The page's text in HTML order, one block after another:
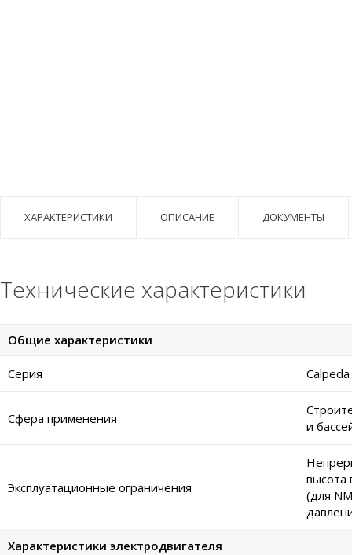
ХАРАКТЕРИСТИКИ ОПИСАНИЕ ДОКУМЕНТЫ
Технические характеристики
Общие характеристики
Серия
Сфера применения
и
Эксплуатационные ограничения
высота
(для
Характеристики электродвигателя